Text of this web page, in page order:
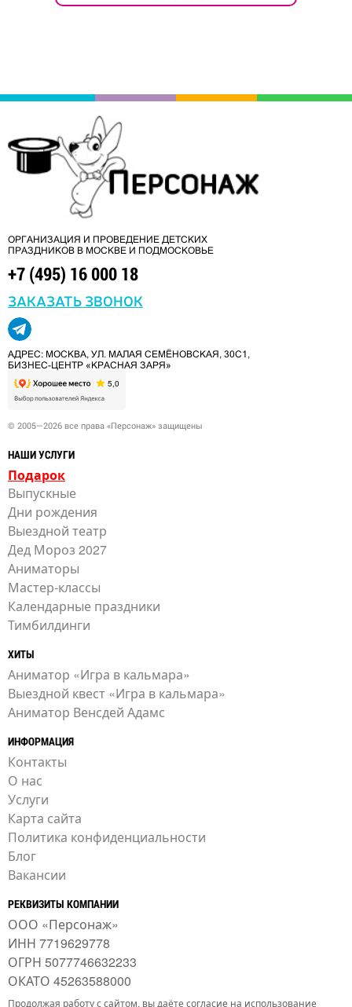
ОРГАНИЗАЦИЯ И ПРОВЕДЕНИЕ ДЕТСКИХ
ПРАЗДНИКОВ В МОСКВЕ И ПОДМОСКОВЬЕ
+7 (495) 16 000 18
ЗАКАЗАТЬ ЗВОНОК
АДРЕС: МОСКВА, УЛ. МАЛАЯ СЕМЁНОВСКАЯ, 30С1,
БИЗНЕС-ЦЕНТР «КРАСНАЯ ЗАРЯ»
© 2005—2026 все права «Персонаж» защищены
НАШИ УСЛУГИ
Подарок
Выпускные
Дни рождения
Выездной театр
Дед Мороз 2027
Аниматоры
Мастер-классы
Календарные праздники
Тимбилдинги
ХИТЫ
Аниматор «Игра в кальмара»
Выездной квест «Игра в кальмара»
Аниматор Венсдей Адамс
ИНФОРМАЦИЯ
Контакты
О нас
Услуги
Карта сайта
Политика конфиденциальности
Блог
Вакансии
РЕКВИЗИТЫ КОМПАНИИ
ООО «Персонаж»
ИНН 7719629778
ОГРН 5077746632233
ОКАТО 45263588000
Продолжая работу с сайтом, вы даёте согласие на использование